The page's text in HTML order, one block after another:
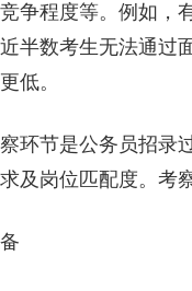
争程度等。例如，
半数考生无法通过
低。
环节是公务员招录
及岗位匹配度。考